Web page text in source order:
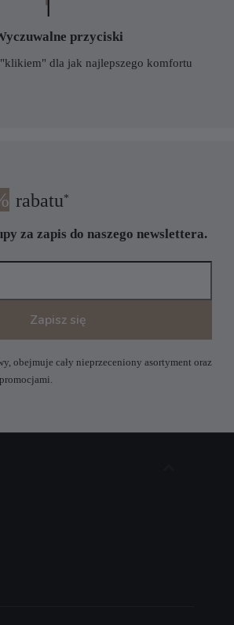
przyciski
dla jak najlepszego komfortu
rabatu *
za zapis do naszego newslettera.
Zapisz się
obejmuje cały nieprzeceniony asortyment oraz